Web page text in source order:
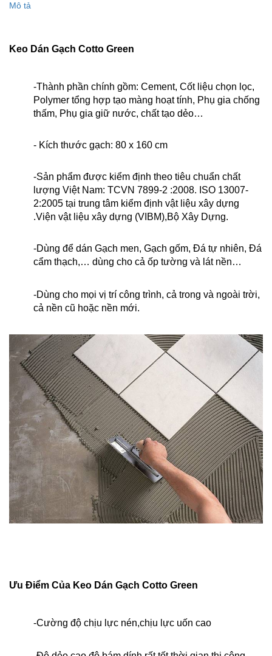
Mô tả
Keo Dán Gạch Cotto Green
-Thành phần chính gồm: Cement, Cốt liệu chọn lọc,
Polymer tổng hợp tạo màng hoạt tính, Phụ gia chống
thấm, Phụ gia giữ nước, chất tạo dẻo…
- Kích thước gạch: 80 x 160 cm
-Sản phẩm được kiểm định theo tiêu chuẩn chất
lượng Việt Nam: TCVN 7899-2 :2008. ISO 13007-
2:2005 tại trung tâm kiểm định vật liệu xây dựng
.Viện vật liệu xây dựng (VIBM),Bộ Xây Dựng.
-Dùng để dán Gạch men, Gạch gốm, Đá tự nhiên, Đá
cẩm thạch,… dùng cho cả ốp tường và lát nền…
-Dùng cho mọi vị trí công trình, cả trong và ngoài trời,
cả nền cũ hoặc nền mới.
Ưu Điểm Của Keo Dán Gạch Cotto Green
-Cường độ chịu lực nén,chịu lực uốn cao